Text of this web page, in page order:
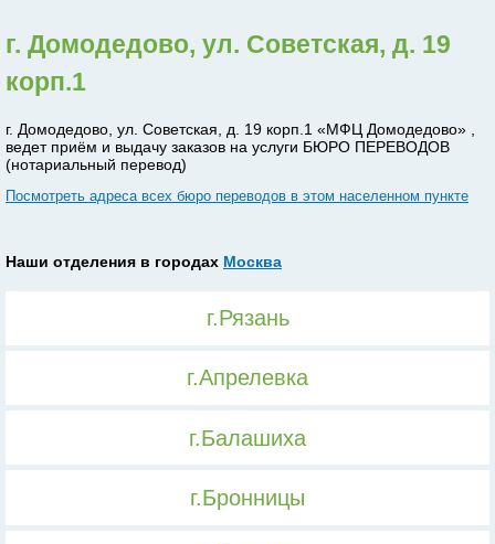
г. Домодедово, ул. Советская, д. 19
корп.1
г. Домодедово, ул. Советская, д. 19 корп.1 «МФЦ Домодедово» ,
ведет приём и выдачу заказов на услуги БЮРО ПЕРЕВОДОВ
(нотариальный перевод)
Посмотреть адреса всех бюро переводов в этом населенном пункте
Наши отделения в городах Москва
г.Рязань
г.Апрелевка
г.Балашиха
г.Бронницы